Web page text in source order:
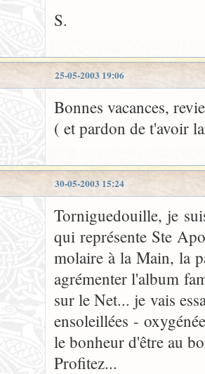
S.
25-05-2003 19:06
Bonnes vacances,
( et pardon de t'avoir
30-05-2003 15:24
Torniguedouille, je
qui représente Ste
molaire à la Main, la
agrémenter l'album
sur le Net... je vais
ensoleillées -
le bonheur d'être au
Profitez...